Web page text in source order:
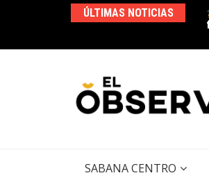
ÚLTIMAS NOTICIAS
SABANA CENTRO